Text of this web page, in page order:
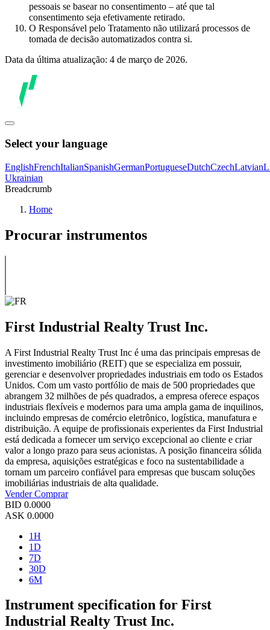
pessoais se basear no consentimento – até que tal
consentimento seja efetivamente retirado.
O Responsável pelo Tratamento não utilizará processos de
tomada de decisão automatizados contra si.
Data da última atualização: 4 de março de 2026.
Select your language
EnglishFrenchItalianSpanishGermanPortugueseDutchCzechLatvian
Ukrainian
Breadcrumb
Home
Procurar instrumentos
First Industrial Realty Trust Inc.
A First Industrial Realty Trust Inc é uma das principais empresas de
investimento imobiliário (REIT) que se especializa em possuir,
gerenciar e desenvolver propriedades industriais em todo os Estados
Unidos. Com um vasto portfólio de mais de 500 propriedades que
abrangem 32 milhões de pés quadrados, a empresa oferece espaços
industriais flexíveis e modernos para uma ampla gama de inquilinos,
incluindo empresas de comércio eletrônico, logística, manufatura e
distribuição. A equipe de profissionais experientes da First Industrial
está dedicada a fornecer um serviço excepcional ao cliente e criar
valor a longo prazo para seus acionistas. A posição financeira sólida
da empresa, aquisições estratégicas e foco na sustentabilidade a
tornam um parceiro confiável para empresas que buscam soluções
imobiliárias industriais de alta qualidade.
VenderComprar
BID 0.0000
ASK 0.0000
1H
1D
7D
30D
6M
Instrument specification for First
Industrial Realty Trust Inc.